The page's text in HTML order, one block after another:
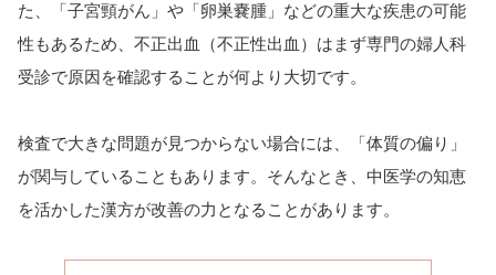
た、「子宮頸がん」や「卵巣嚢腫」などの重大な疾患の可能
性もあるため、不正出血（不正性出血）はまず専門の婦人科
受診で原因を確認することが何より大切です。
検査で大きな問題が見つからない場合には、「体質の偏り」
が関与していることもあります。そんなとき、中医学の知恵
を活かした漢方が改善の力となることがあります。